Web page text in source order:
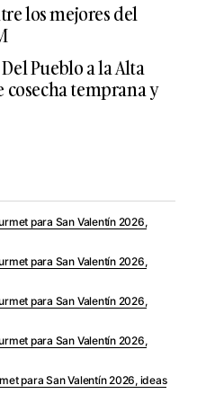
los mejores del
Pueblo a la Alta
cosecha temprana y
para San Valentín 2026,
para San Valentín 2026,
para San Valentín 2026,
para San Valentín 2026,
para San Valentín 2026, ideas